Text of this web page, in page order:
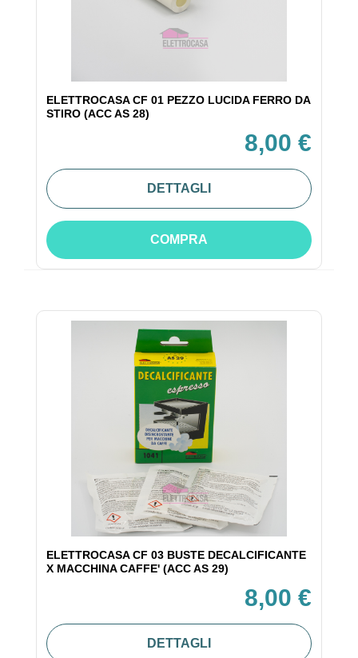
ELETTROCASA CF 01 PEZZO LUCIDA FERRO DA
STIRO (ACC AS 28)
8,00 €
DETTAGLI
COMPRA
ELETTROCASA CF 03 BUSTE DECALCIFICANTE
X MACCHINA CAFFE' (ACC AS 29)
8,00 €
DETTAGLI